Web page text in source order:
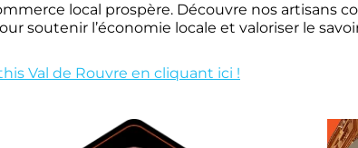
local prospère. Découvre nos artisans
soutenir l’économie locale et valoriser le
Val de Rouvre en cliquant ici !